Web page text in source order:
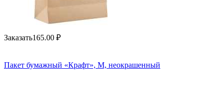
Заказать165.00 ₽
Пакет бумажный «Крафт», M, неокрашенный